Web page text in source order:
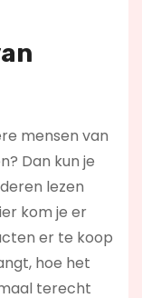
mensen van
Dan kun je
lezen
kom je er
er te koop
hoe het
terecht